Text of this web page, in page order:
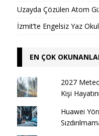
Uzayda Çözülen Atom
İzmit’te Engelsiz Yaz
EN ÇOK
2027
Kişi
Huawei